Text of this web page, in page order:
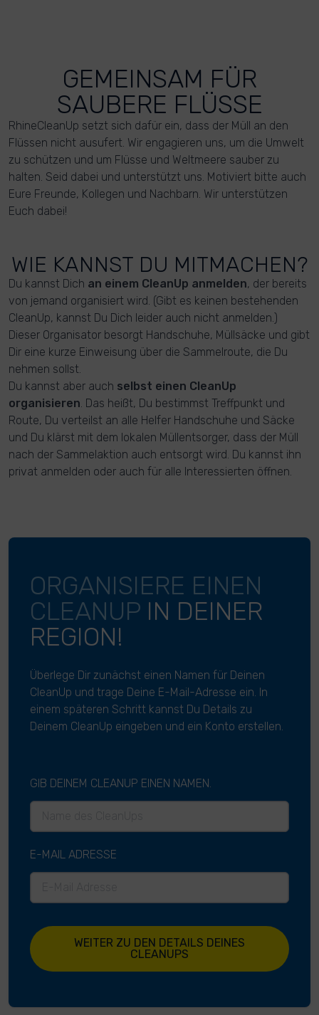
GEMEINSAM FÜR
SAUBERE FLÜSSE
RhineCleanUp setzt sich dafür ein, dass der Müll an den
Flüssen nicht ausufert. Wir engagieren uns, um die Umwelt
zu schützen und um Flüsse und Weltmeere sauber zu
halten. Seid dabei und unterstützt uns. Motiviert bitte auch
Eure Freunde, Kollegen und Nachbarn. Wir unterstützen
Euch dabei!
WIE KANNST DU MITMACHEN?
Du kannst Dich an einem CleanUp anmelden, der bereits
von jemand organisiert wird. (Gibt es keinen bestehenden
CleanUp, kannst Du Dich leider auch nicht anmelden.)
Dieser Organisator besorgt Handschuhe, Müllsäcke und gibt
Dir eine kurze Einweisung über die Sammelroute, die Du
nehmen sollst.
Du kannst aber auch selbst einen CleanUp
organisieren. Das heißt, Du bestimmst Treffpunkt und
Route, Du verteilst an alle Helfer Handschuhe und Säcke
und Du klärst mit dem lokalen Müllentsorger, dass der Müll
nach der Sammelaktion auch entsorgt wird. Du kannst ihn
privat anmelden oder auch für alle Interessierten öffnen.
ORGANISIERE EINEN
CLEANUP IN DEINER
REGION!
Überlege Dir zunächst einen Namen für Deinen
CleanUp und trage Deine E-Mail-Adresse ein. In
einem späteren Schritt kannst Du Details zu
Deinem CleanUp eingeben und ein Konto erstellen.
GIB DEINEM CLEANUP EINEN NAMEN.
E-MAIL ADRESSE
WEITER ZU DEN DETAILS DEINES
CLEANUPS